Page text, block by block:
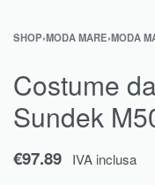
SHOP›MODA MARE›MODA
Costume
Sundek
€97.89 IVA inclusa